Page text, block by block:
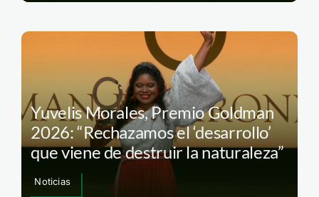
Yuvelis Morales, Premio Goldman
2026: “Rechazamos el ‘desarrollo’
que viene de destruir la naturaleza”
Noticias